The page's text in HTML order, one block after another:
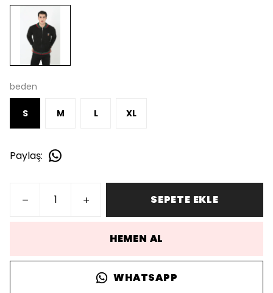
beden
S M L XL
Paylaş:
SEPETE EKLE
HEMEN AL
WHATSAPP